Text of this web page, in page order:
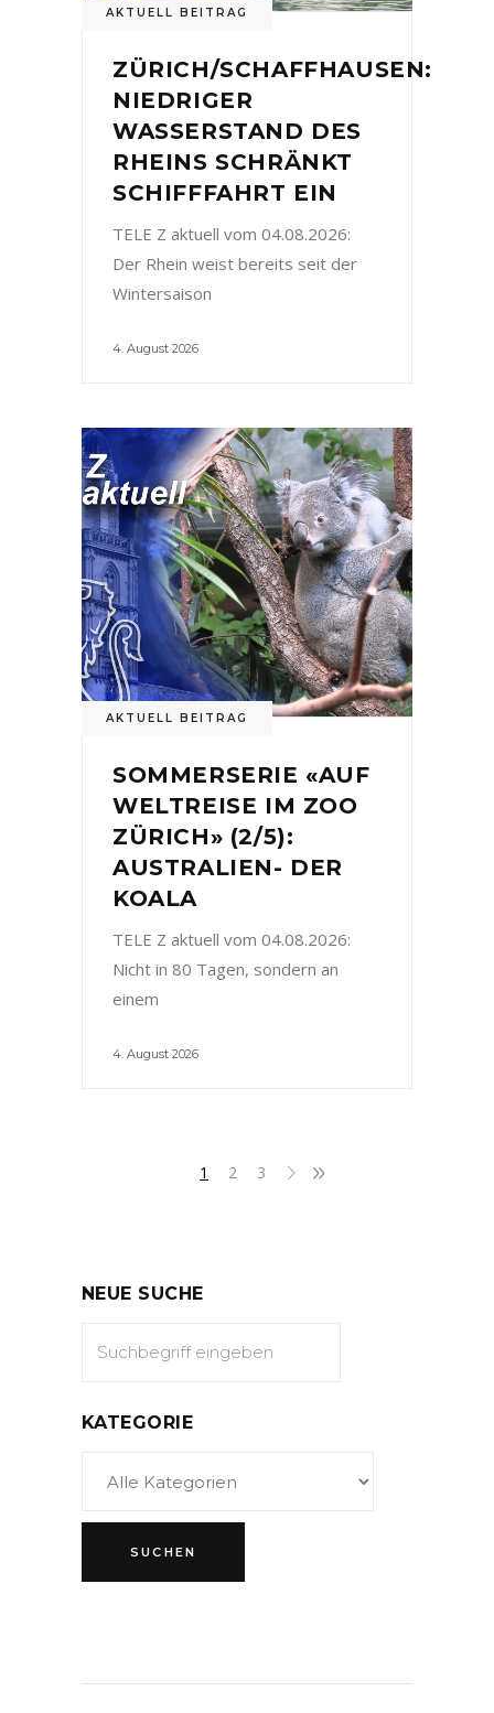
AKTUELL BEITRAG
ZÜRICH/SCHAFFHAUSEN:
NIEDRIGER
WASSERSTAND DES
RHEINS SCHRÄNKT
SCHIFFFAHRT EIN
TELE Z aktuell vom 04.08.2026:
Der Rhein weist bereits seit der
Wintersaison
4. August 2026
AKTUELL BEITRAG
SOMMERSERIE «AUF
WELTREISE IM ZOO
ZÜRICH» (2/5):
AUSTRALIEN- DER
KOALA
TELE Z aktuell vom 04.08.2026:
Nicht in 80 Tagen, sondern an
einem
4. August 2026
1 2 3
NEUE SUCHE
KATEGORIE